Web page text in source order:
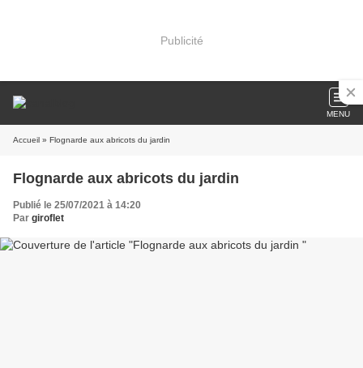
Publicité
MENU
Accueil » Flognarde aux abricots du jardin
Flognarde aux abricots du jardin
Publié le 25/07/2021 à 14:20
Par giroflet